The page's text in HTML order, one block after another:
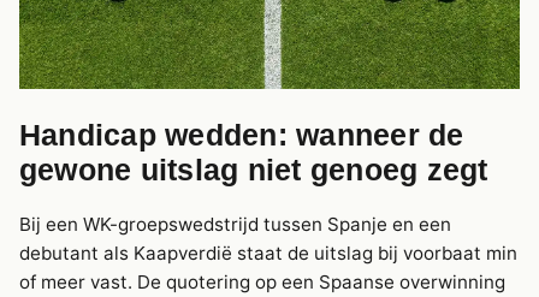
Handicap wedden: wanneer de
gewone uitslag niet genoeg zegt
Bij een WK-groepswedstrijd tussen Spanje en een
debutant als Kaapverdië staat de uitslag bij voorbaat min
of meer vast. De quotering op een Spaanse overwinning